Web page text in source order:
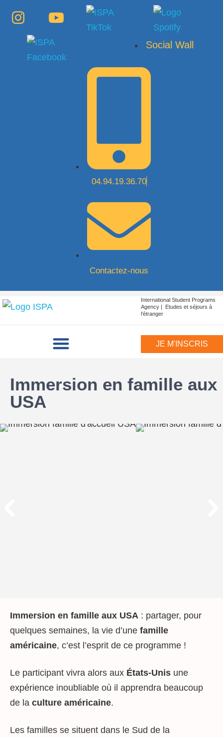
Social Wall
04.94.19.36.70
Contactez-nous
International Student Programs
Agency | Etudes et séjours à
l’étranger
JE M'INSCRIS
Immersion en famille aux
USA
Immersion en famille aux USA : partager, pour
quelques semaines, la vie d’une famille
américaine, c’est l’esprit de ce programme !
Le participant vivra alors aux États-Unis une
expérience inoubliable où il apprendra beaucoup
de la culture américaine.
Les familles se situent dans le Sud de la